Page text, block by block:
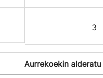
3
Aurrekoekin alderatu